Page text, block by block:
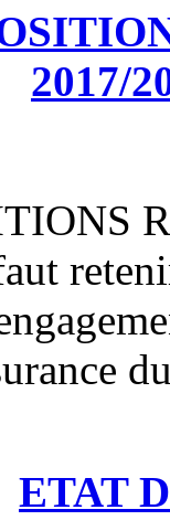
ce
Fiche
élus 4-